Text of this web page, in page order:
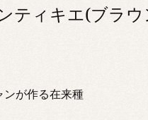
ティキエ(ブラ
が作る在来種